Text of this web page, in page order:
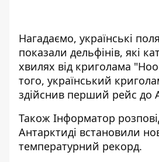
Нагадаємо, українські
показали дельфінів, які
хвилях від криголама
того, український
здійснив перший рейс до
Також Інформатор
Антарктиді встановили
температурний рекорд.